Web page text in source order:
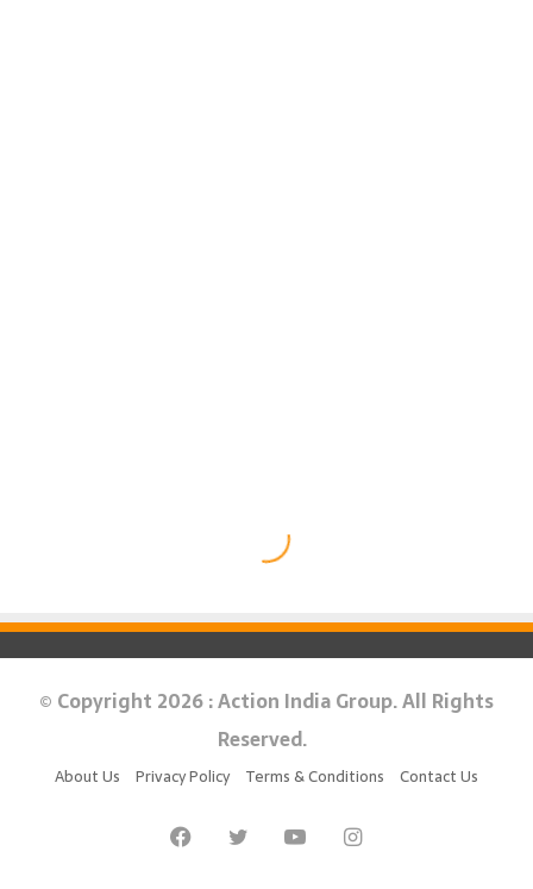
© Copyright 2026 : Action India Group. All Rights
Reserved.
About Us Privacy Policy Terms & Conditions Contact Us
FacebookTwitter YouTubeInstagram